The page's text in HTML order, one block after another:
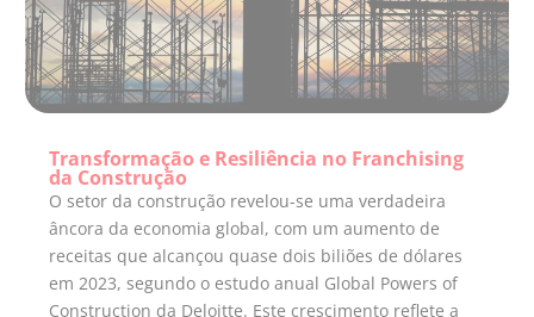
Transformação e Resiliência no Franchising
da Construção
O setor da construção revelou-se uma verdadeira
âncora da economia global, com um aumento de
receitas que alcançou quase dois biliões de dólares
em 2023, segundo o estudo anual Global Powers of
Construction da Deloitte. Este crescimento reflete a